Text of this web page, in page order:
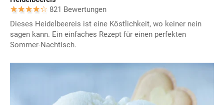
821 Bewertungen
Dieses Heidelbeereis ist eine Köstlichkeit, wo keiner nein
sagen kann. Ein einfaches Rezept für einen perfekten
Sommer-Nachtisch.